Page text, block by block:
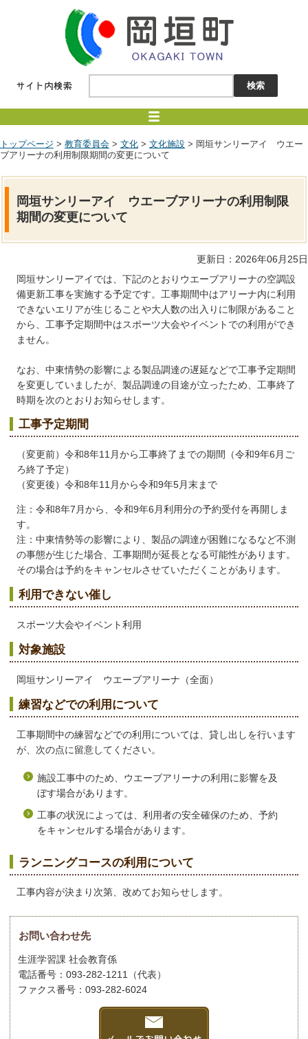
トップページ > 教育委員会 > 文化 > 文化施設 > 岡垣サンリーアイ ウエー
ブアリーナの利用制限期間の変更について
岡垣サンリーアイ ウエーブアリーナの利用制限
期間の変更について
更新日：2026年06月25日
岡垣サンリーアイでは、下記のとおりウエーブアリーナの空調設
備更新工事を実施する予定です。工事期間中はアリーナ内に利用
できないエリアが生じることや大人数の出入りに制限があること
から、工事予定期間中はスポーツ大会やイベントでの利用ができ
ません。
なお、中東情勢の影響による製品調達の遅延などで工事予定期間
を変更していましたが、製品調達の目途が立ったため、工事終了
時期を次のとおりお知らせします。
工事予定期間
（変更前）令和8年11月から工事終了までの期間（令和9年6月ご
ろ終了予定）
（変更後）令和8年11月から令和9年5月末まで
注：令和8年7月から、令和9年6月利用分の予約受付を再開しま
す。
注：中東情勢等の影響により、製品の調達が困難になるなど不測
の事態が生じた場合、工事期間が延長となる可能性があります。
その場合は予約をキャンセルさせていただくことがあります。
利用できない催し
スポーツ大会やイベント利用
対象施設
岡垣サンリーアイ ウエーブアリーナ（全面）
練習などでの利用について
工事期間中の練習などでの利用については、貸し出しを行います
が、次の点に留意してください。
施設工事中のため、ウエーブアリーナの利用に影響を及
ぼす場合があります。
工事の状況によっては、利用者の安全確保のため、予約
をキャンセルする場合があります。
ランニングコースの利用について
工事内容が決まり次第、改めてお知らせします。
お問い合わせ先
生涯学習課 社会教育係
電話番号：093-282-1211（代表）
ファクス番号：093-282-6024